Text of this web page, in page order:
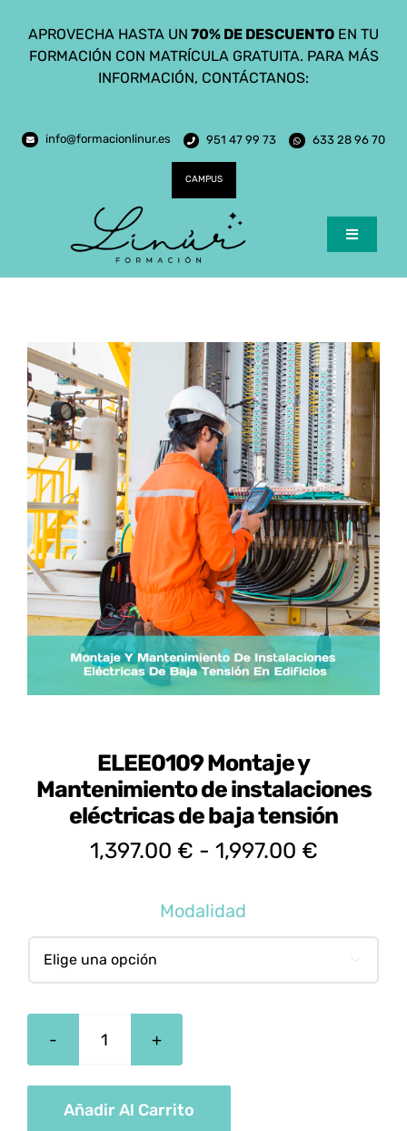
contenido
APROVECHA HASTA UN 70% DE DESCUENTO EN TU
FORMACIÓN CON MATRÍCULA GRATUITA. PARA MÁS
INFORMACIÓN, CONTÁCTANOS:
info@formacionlinur.es 951 47 99 73 633 28 96 70
CAMPUS
Toggle
Inicio
Ciclos Formativos
Certificados de Profesionalidad
Contacto
ELEE0109 Montaje y
Mantenimiento de instalaciones
eléctricas de baja tensión
1,397.00 € - 1,997.00 €Rango
hasta
Modalidad
ELEE0109
y
Añadir Al Carrito